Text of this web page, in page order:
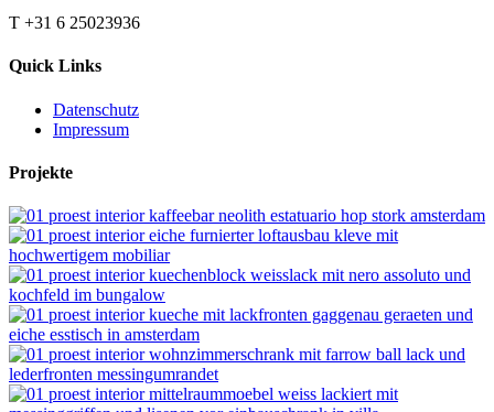
T +31 6 25023936
Quick Links
Datenschutz
Impressum
Projekte